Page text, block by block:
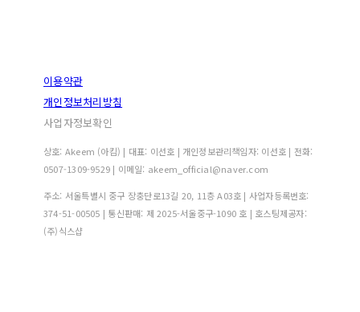
이용약관
개인정보처리방침
사업자정보확인
상호: Akeem (아킴) | 대표: 이선호 | 개인정보관리책임자: 이선호 | 전화:
0507-1309-9529 | 이메일: akeem_official@naver.com
주소: 서울특별시 중구 장충단로13길 20, 11층 A03호 | 사업자등록번호:
374-51-00505 | 통신판매: 제 2025-서울중구-1090 호 | 호스팅제공자:
(주)식스샵